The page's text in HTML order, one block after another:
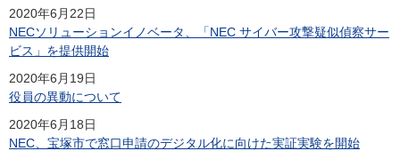
2020年6月22日
NECソリューションイノベータ、「NEC サイバー攻撃疑似偵察サー
ビス」を提供開始
2020年6月19日
役員の異動について
2020年6月18日
NEC、宝塚市で窓口申請のデジタル化に向けた実証実験を開始